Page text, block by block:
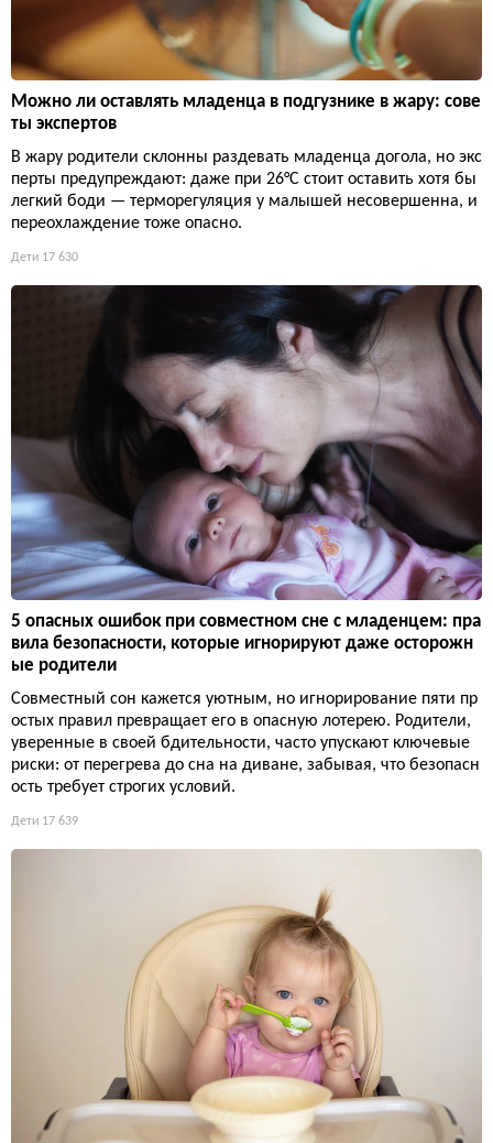
Можно ли оставлять младенца в подгузнике в жару: сове
ты экспертов
В жару родители склонны раздевать младенца догола, но экс
перты предупреждают: даже при 26°C стоит оставить хотя бы
легкий боди — терморегуляция у малышей несовершенна, и
переохлаждение тоже опасно.
Дети 17 630
5 опасных ошибок при совместном сне с младенцем: пра
вила безопасности, которые игнорируют даже осторожн
ые родители
Совместный сон кажется уютным, но игнорирование пяти пр
остых правил превращает его в опасную лотерею. Родители,
уверенные в своей бдительности, часто упускают ключевые
риски: от перегрева до сна на диване, забывая, что безопасн
ость требует строгих условий.
Дети 17 639